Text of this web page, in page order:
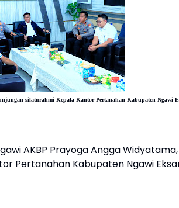
silaturahmi Kepala Kantor Pertanahan Kabupaten Ngawi
AKBP Prayoga Angga Widyatama,
Pertanahan Kabupaten Ngawi